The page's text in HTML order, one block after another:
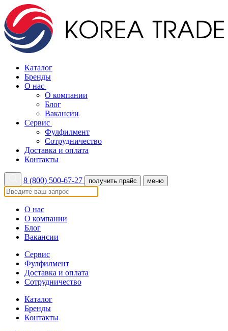
Каталог
Бренды
О нас
О компании
Блог
Вакансии
Сервис
Фулфилмент
Сотрудничество
Доставка и оплата
Контакты
8 (800) 500-67-27 получить прайс меню
О нас
О компании
Блог
Вакансии
Сервис
Фулфилмент
Доставка и оплата
Сотрудничество
Каталог
Бренды
Контакты